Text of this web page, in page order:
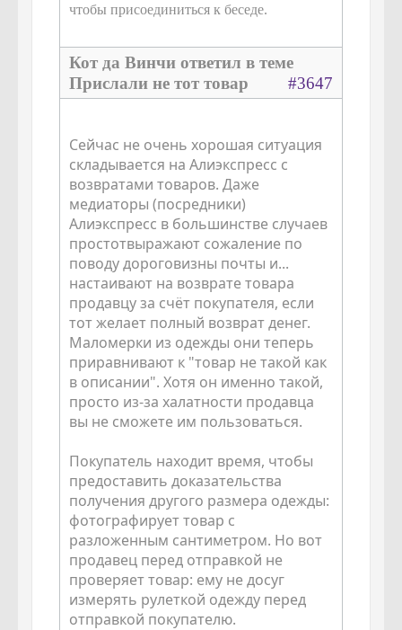
чтобы присоединиться к беседе.
Кот да Винчи ответил в теме
Прислали не тот товар
#3647
Сейчас не очень хорошая ситуация
складывается на Алиэкспресс с
возвратами товаров. Даже
медиаторы (посредники)
Алиэкспресс в большинстве случаев
простотвыражают сожаление по
поводу дороговизны почты и...
настаивают на возврате товара
продавцу за счёт покупателя, если
тот желает полный возврат денег.
Маломерки из одежды они теперь
приравнивают к "товар не такой как
в описании". Хотя он именно такой,
просто из-за халатности продавца
вы не сможете им пользоваться.
Покупатель находит время, чтобы
предоставить доказательства
получения другого размера одежды:
фотографирует товар с
разложенным сантиметром. Но вот
продавец перед отправкой не
проверяет товар: ему не досуг
измерять рулеткой одежду перед
отправкой покупателю.